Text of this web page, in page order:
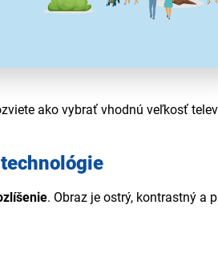
ako vybrať vhodnú veľkosť
. Obraz je ostrý, kontrastný a